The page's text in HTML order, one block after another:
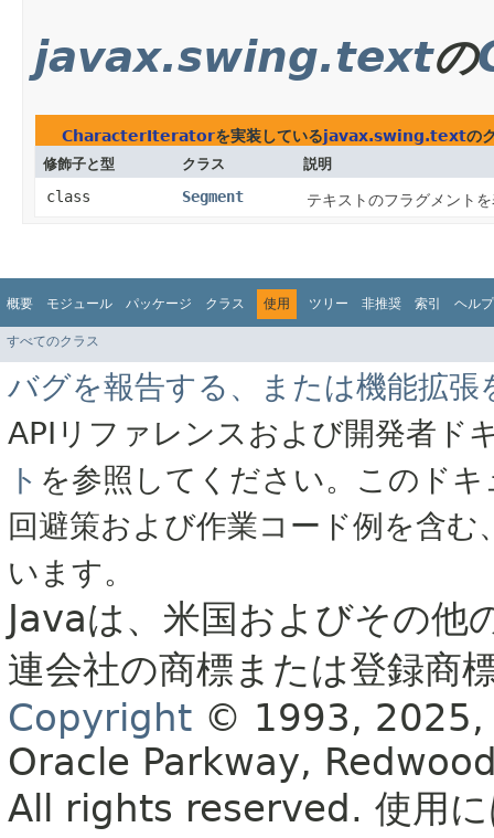
javax.swing.textの
CharacterIteratorを実装しているjavax.swing.textの
修飾子と型 クラス 説明
class Segment テキストのフラグメント
概要 モジュール パッケージ クラス 使用 ツリー 非推奨 索引 ヘルプ
すべてのクラス
バグを報告する、または機能拡張
APIリファレンスおよび開発者ド
ト を参照してください。このド
回避策および作業コード例を含
います。
Javaは、米国およびその
連会社の商標または登録商
Copyright © 1993, 2025,
Oracle Parkway,
All rights reserved. 使用